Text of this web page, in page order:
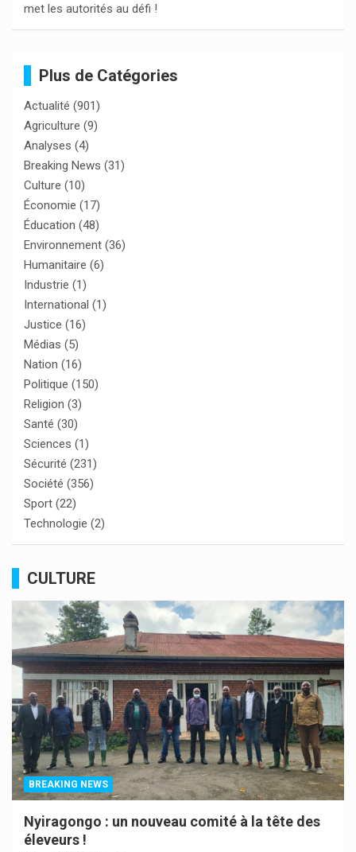
met les autorités au défi !
Plus de Catégories
Actualité (901)
Agriculture (9)
Analyses (4)
Breaking News (31)
Culture (10)
Économie (17)
Éducation (48)
Environnement (36)
Humanitaire (6)
Industrie (1)
International (1)
Justice (16)
Médias (5)
Nation (16)
Politique (150)
Religion (3)
Santé (30)
Sciences (1)
Sécurité (231)
Société (356)
Sport (22)
Technologie (2)
CULTURE
BREAKING NEWS
Nyiragongo : un nouveau comité à la tête des
éleveurs !